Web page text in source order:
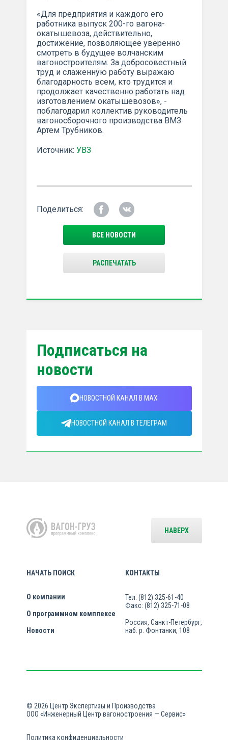
«Для предприятия и каждого его
работника выпуск 200-го вагона-
окатыше­воза, действительно,
достижение, позволяющее уверен­но
смотреть в будущее волчанским
вагоностроителям. За добросовестный
труд и слаженную работу выражаю
благодарность всем, кто трудится и
продолжает каче­ственно работать над
изготовлением окатышевозов», -
побла­годарил коллектив руководитель
вагоносборочного произ­водства ВМЗ
Артем Трубников.
Источник: УВЗ
Поделиться:
ВСЕ НОВОСТИ
РАСПЕЧАТАТЬ
Подписаться на
новости
НОВОСТНОЙ КАНАЛ В MAX
НОВОСТНОЙ КАНАЛ В ТЕЛЕГРАМ
НАЧАТЬ ПОИСК
О компании
О программном комплексе
Новости
КОНТАКТЫ
Тел: (812) 325-61-40
Факс: (812) 325-71-08
Россия, Санкт-Петербург,
наб. р. Фонтанки, 108
НАВЕРХ
© 2026 Центр Экспертизы и Производства
ООО «Инженерный Центр вагоностроения — Сервис»
Политика конфиденциальности